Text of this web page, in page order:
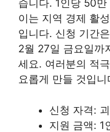
습니다. 1인당 50
이는 지역 경제 활
입니다. 신청 기간
2월 27일 금요일까
세요. 여러분의 적
요롭게 만들 것입니
신청 자격:
지원 금액: 1